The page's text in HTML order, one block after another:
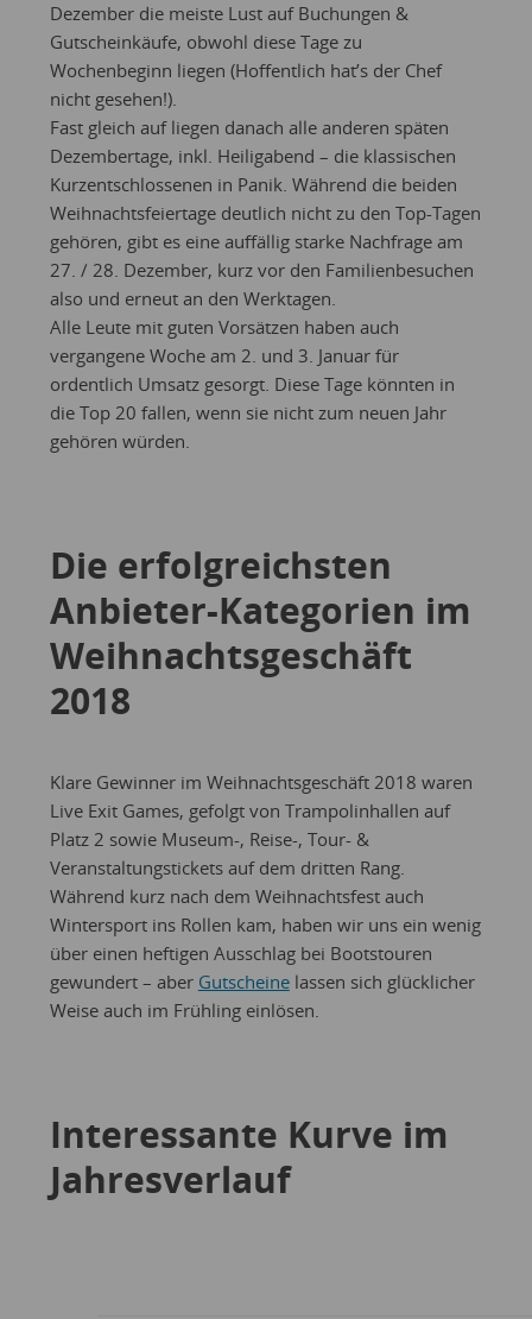
Dezember die meiste Lust auf Buchungen &
Gutscheinkäufe, obwohl diese Tage zu
Wochenbeginn liegen (Hoffentlich hat’s der Chef
nicht gesehen!).
Fast gleich auf liegen danach alle anderen späten
Dezembertage, inkl. Heiligabend – die klassischen
Kurzentschlossenen in Panik. Während die beiden
Weihnachtsfeiertage deutlich nicht zu den Top-Tagen
gehören, gibt es eine auffällig starke Nachfrage am
27. / 28. Dezember, kurz vor den Familienbesuchen
also und erneut an den Werktagen.
Alle Leute mit guten Vorsätzen haben auch
vergangene Woche am 2. und 3. Januar für
ordentlich Umsatz gesorgt. Diese Tage könnten in
die Top 20 fallen, wenn sie nicht zum neuen Jahr
gehören würden.
Die erfolgreichsten
Anbieter-Kategorien im
Weihnachtsgeschäft
2018
Klare Gewinner im Weihnachtsgeschäft 2018 waren
Live Exit Games, gefolgt von Trampolinhallen auf
Platz 2 sowie Museum-, Reise-, Tour- &
Veranstaltungstickets auf dem dritten Rang.
Während kurz nach dem Weihnachtsfest auch
Wintersport ins Rollen kam, haben wir uns ein wenig
über einen heftigen Ausschlag bei Bootstouren
gewundert – aber Gutscheinelassen sich glücklicher
Weise auch im Frühling einlösen.
Interessante Kurve im
Jahresverlauf